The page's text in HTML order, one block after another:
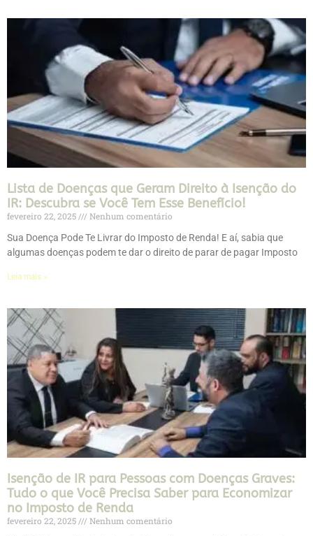
Lista de Doenças que Geram Direito à Isenção do
IR: Descubra se Você Tem Esse Benefício!
fevereiro 22, 2025
Nenhum comentário
Sua Doença Pode Te Livrar do Imposto de Renda! E aí, sabia que
algumas doenças podem te dar o direito de parar de pagar Imposto
Leia mais »
Isenção de IR para Pessoas com Doenças Graves:
Tudo o que Você Precisa Saber para Economizar
no Imposto de Renda
fevereiro 22, 2025
Nenhum comentário